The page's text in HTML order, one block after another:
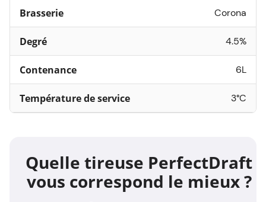
Brasserie Corona
Degré 4.5%
Contenance 6L
Température de service 3°C
Quelle tireuse PerfectDraft
vous correspond le mieux ?